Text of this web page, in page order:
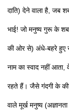
दाति) देने वाला है, जब
भाई! जो मनुष्य गुरू के
की ओर से) अंधे-बहरे हुए
नाम का स्वाद नहीं आता,
रहते हैं। जैसे गंदगी के
वाले मूर्ख मनुष्य